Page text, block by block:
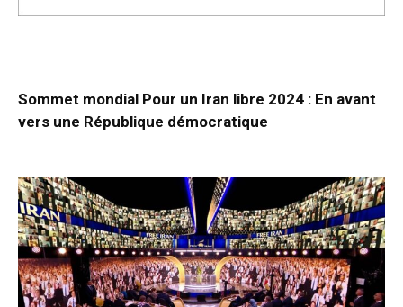
Sommet mondial Pour un Iran libre 2024 : En avant
vers une République démocratique